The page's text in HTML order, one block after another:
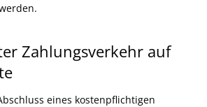
Zahlungsverkehr auf
eines kostenpflichtigen